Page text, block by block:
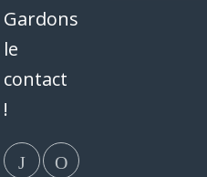
Gardons
le
contact
!